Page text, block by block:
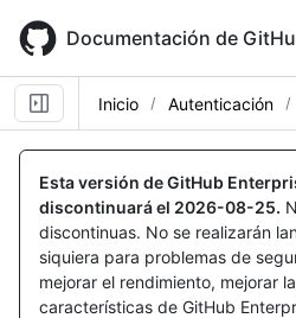
main
content
Documentación de
Inicio Autenticación
Esta versión de GitHub
discontinuará el 2026-08-25.
discontinuas. No se realizarán
siquiera para problemas de
mejorar el rendimiento, mejorar
características de GitHub